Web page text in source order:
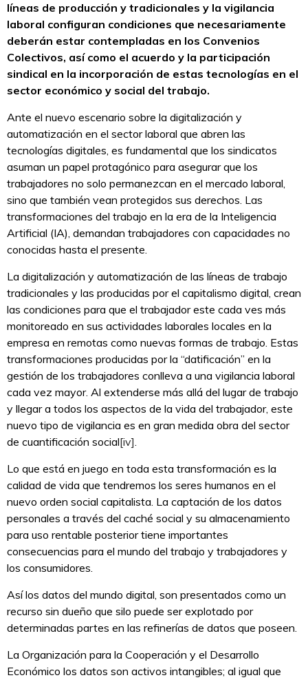
líneas de producción y tradicionales y la vigilancia
laboral configuran condiciones que necesariamente
deberán estar contempladas en los Convenios
Colectivos, así como el acuerdo y la participación
sindical en la incorporación de estas tecnologías en el
sector económico y social del trabajo.
Ante el nuevo escenario sobre la digitalización y
automatización en el sector laboral que abren las
tecnologías digitales, es fundamental que los sindicatos
asuman un papel protagónico para asegurar que los
trabajadores no solo permanezcan en el mercado laboral,
sino que también vean protegidos sus derechos. Las
transformaciones del trabajo en la era de la Inteligencia
Artificial (IA), demandan trabajadores con capacidades no
conocidas hasta el presente.
La digitalización y automatización de las líneas de trabajo
tradicionales y las producidas por el capitalismo digital, crean
las condiciones para que el trabajador este cada ves más
monitoreado en sus actividades laborales locales en la
empresa en remotas como nuevas formas de trabajo. Estas
transformaciones producidas por la “datificación” en la
gestión de los trabajadores conlleva a una vigilancia laboral
cada vez mayor. Al extenderse más allá del lugar de trabajo
y llegar a todos los aspectos de la vida del trabajador, este
nuevo tipo de vigilancia es en gran medida obra del sector
de cuantificación social[iv].
Lo que está en juego en toda esta transformación es la
calidad de vida que tendremos los seres humanos en el
nuevo orden social capitalista. La captación de los datos
personales a través del caché social y su almacenamiento
para uso rentable posterior tiene importantes
consecuencias para el mundo del trabajo y trabajadores y
los consumidores.
Así los datos del mundo digital, son presentados como un
recurso sin dueño que silo puede ser explotado por
determinadas partes en las refinerías de datos que poseen.
La Organización para la Cooperación y el Desarrollo
Económico los datos son activos intangibles; al igual que